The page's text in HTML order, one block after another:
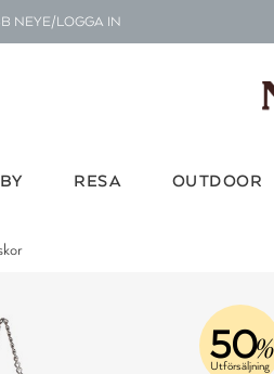
NEYE/LOGGA IN
RESA OUTDOOR
50%
Utförsäljning